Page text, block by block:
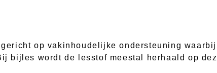
op vakinhoudelijke ondersteuning
bijles wordt de lesstof meestal herhaald op